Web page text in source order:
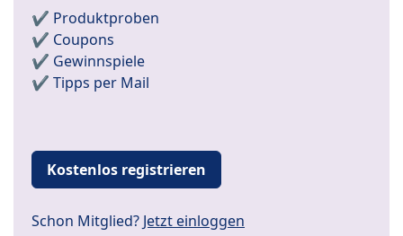
✔️ Produktproben
✔️ Coupons
✔️ Gewinnspiele
✔️ Tipps per Mail
Kostenlos registrieren
Schon Mitglied? Jetzt einloggen